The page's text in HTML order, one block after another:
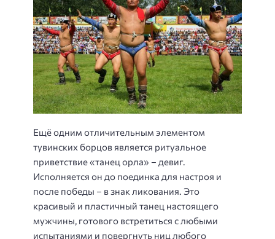
Ещё одним отличительным элементом
тувинских борцов является ритуальное
приветствие «танец орла» – девиг.
Исполняется он до поединка для настроя и
после победы – в знак ликования. Это
красивый и пластичный танец настоящего
мужчины, готового встретиться с любыми
испытаниями и повергнуть ниц любого